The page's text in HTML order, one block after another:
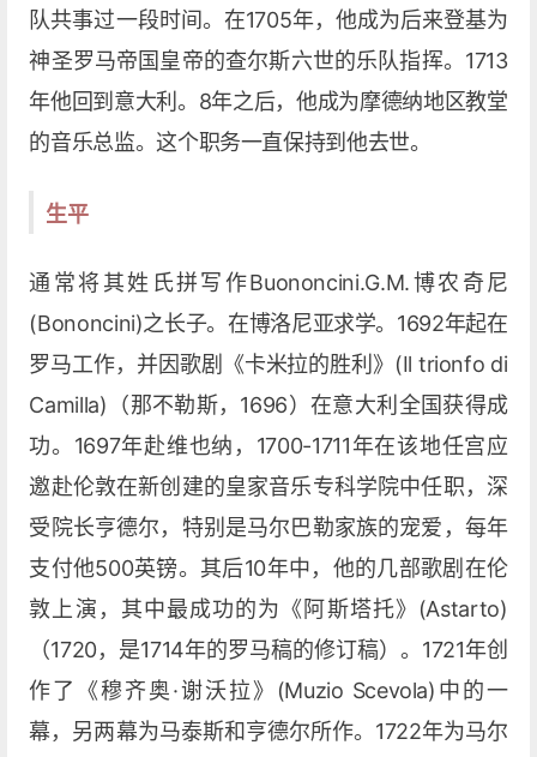
队共事过一段时间。在1705年，他成为后来登基为
神圣罗马帝国皇帝的查尔斯六世的乐队指挥。1713
年他回到意大利。8年之后，他成为摩德纳地区教堂
的音乐总监。这个职务一直保持到他去世。
生平
通常将其姓氏拼写作Buononcini.G.M.博农奇尼
(Bononcini)之长子。在博洛尼亚求学。1692年起在
罗马工作，并因歌剧《卡米拉的胜利》(Il trionfo di
Camilla)（那不勒斯，1696）在意大利全国获得成
功。1697年赴维也纳，1700-1711年在该地任宫应
邀赴伦敦在新创建的皇家音乐专科学院中任职，深
受院长亨德尔，特别是马尔巴勒家族的宠爱，每年
支付他500英镑。其后10年中，他的几部歌剧在伦
敦上演，其中最成功的为《阿斯塔托》(Astarto)
（1720，是1714年的罗马稿的修订稿）。1721年创
作了《穆齐奥·谢沃拉》(Muzio Scevola)中的一
幕，另两幕为马泰斯和亨德尔所作。1722年为马尔